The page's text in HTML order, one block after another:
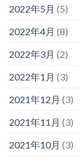
2022年5月 (5)
2022年4月 (8)
2022年3月 (2)
2022年1月 (3)
2021年12月 (3)
2021年11月 (3)
2021年10月 (3)